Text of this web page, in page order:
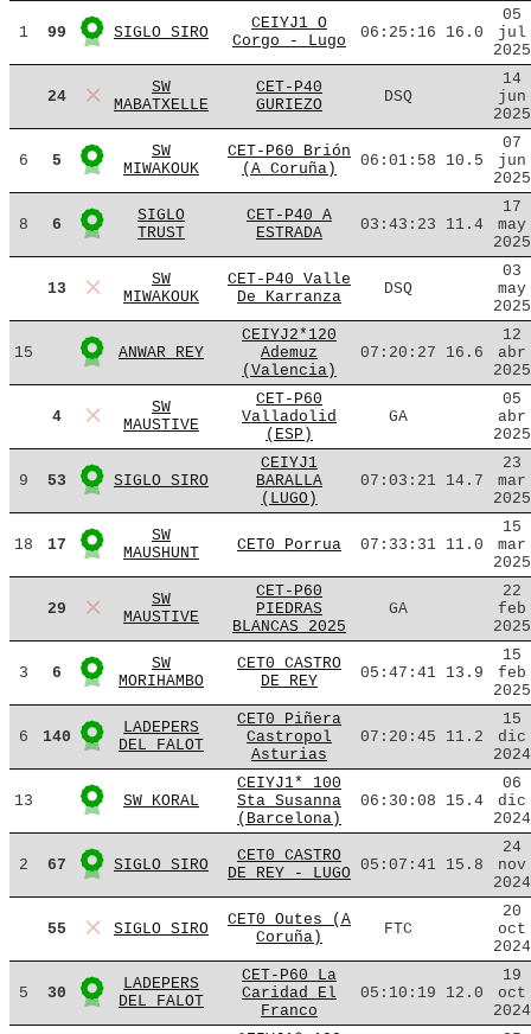
1 99 SIGLO SIRO
CEIYJ1 O
Corgo - Lugo
06:25:16 16.0
05
jul
2025
24
SW
MABATXELLE
CET-P40
GURIEZO
DSQ
14
jun
2025
6 5
SW
MIWAKOUK
CET-P60 Brión
(A Coruña)
06:01:58 10.5
07
jun
2025
8 6
SIGLO
TRUST
CET-P40 A
ESTRADA
03:43:23 11.4
17
may
2025
13
SW
MIWAKOUK
CET-P40 Valle
De Karranza
DSQ
03
may
2025
15 ANWAR REY
CEIYJ2*120
Ademuz
(Valencia)
07:20:27 16.6
12
abr
2025
4
SW
MAUSTIVE
CET-P60
Valladolid
(ESP)
GA
05
abr
2025
9 53 SIGLO SIRO
CEIYJ1
BARALLA
(LUGO)
07:03:21 14.7
23
mar
2025
18 17
SW
MAUSHUNT
CET0 Porrua 07:33:31 11.0
15
mar
2025
29
SW
MAUSTIVE
CET-P60
PIEDRAS
BLANCAS 2025
GA
22
feb
2025
3 6
SW
MORIHAMBO
CET0 CASTRO
DE REY
05:47:41 13.9
15
feb
2025
6 140
LADEPERS
DEL FALOT
CET0 Piñera
Castropol
Asturias
07:20:45 11.2
15
dic
2024
13 SW KORAL
CEIYJ1* 100
Sta Susanna
(Barcelona)
06:30:08 15.4
06
dic
2024
2 67 SIGLO SIRO
CET0 CASTRO
DE REY - LUGO 05:07:41 15.8
24
nov
2024
55 SIGLO SIRO
CET0 Outes (A
Coruña)
FTC
20
oct
2024
5 30
LADEPERS
DEL FALOT
CET-P60 La
Caridad El
Franco
05:10:19 12.0
19
oct
2024